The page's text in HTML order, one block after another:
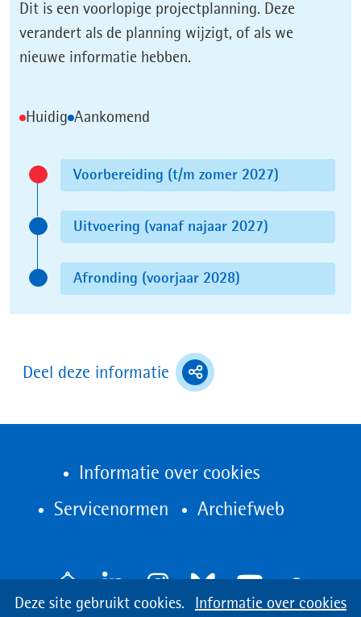
Cookies
Deze site gebruikt cookies. Informatie over cookies
Hier
Dit is een voorlopige projectplanning. Deze
verandert als de planning wijzigt, of als we
nieuwe informatie hebben.
Legenda
Huidig Aankomend
Voorbereiding (t/m zomer 2027)
Huidig
Uitvoering (vanaf najaar 2027)
Aankomend
Afronding (voorjaar 2028)
Deel deze informatie (toont
deel
opties)
Informatie over cookies
Servicenormen
Archiefweb
venster)